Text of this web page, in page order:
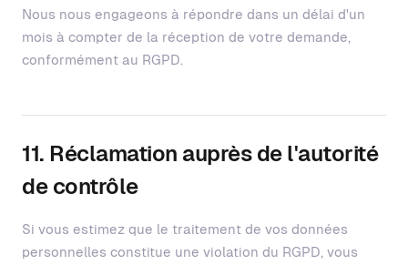
Nous nous engageons à répondre dans un délai d'un
mois à compter de la réception de votre demande,
conformément au RGPD.
11. Réclamation auprès de l'autorité
de contrôle
Si vous estimez que le traitement de vos données
personnelles constitue une violation du RGPD, vous